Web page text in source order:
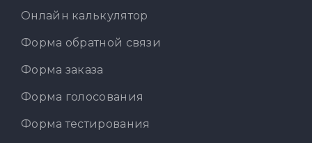
Онлайн калькулятор
Форма обратной связи
Форма заказа
Форма голосования
Форма тестирования